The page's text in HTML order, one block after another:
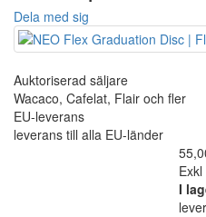
Dela med sig
Auktoriserad säljare
Wacaco, Cafelat, Flair och fler
EU-leverans
leverans till alla EU-länder
I